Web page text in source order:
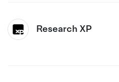
Research XP